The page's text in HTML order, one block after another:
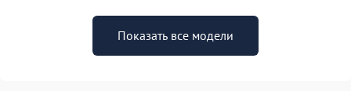
Показать все модели